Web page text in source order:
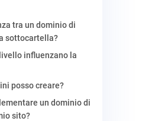
tra un dominio di
sottocartella?
influenzano la
posso creare?
un dominio di
sito?